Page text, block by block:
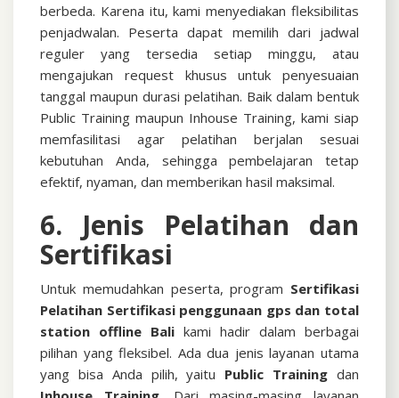
berbeda. Karena itu, kami menyediakan fleksibilitas
penjadwalan. Peserta dapat memilih dari jadwal
reguler yang tersedia setiap minggu, atau
mengajukan request khusus untuk penyesuaian
tanggal maupun durasi pelatihan. Baik dalam bentuk
Public Training maupun Inhouse Training, kami siap
memfasilitasi agar pelatihan berjalan sesuai
kebutuhan Anda, sehingga pembelajaran tetap
efektif, nyaman, dan memberikan hasil maksimal.
6. Jenis Pelatihan dan
Sertifikasi
Untuk memudahkan peserta, program Sertifikasi
Pelatihan Sertifikasi penggunaan gps dan total
station offline Bali kami hadir dalam berbagai
pilihan yang fleksibel. Ada dua jenis layanan utama
yang bisa Anda pilih, yaitu Public Training dan